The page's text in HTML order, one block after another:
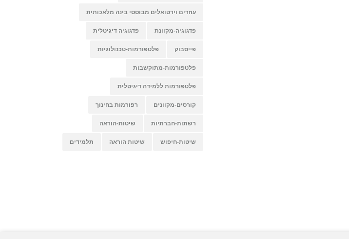
עוזרים וירטואלים מבוססי בינה מלאכותית
פדגוגיה-מקוונת פדגוגיה דיגיטלית
פייסבוק פלטפורמות-טכנולוגיות
פלטפורמות-מתוקשבות
פלטפורמות ללמידה דיגיטלית
קורסים-מקוונים רפורמות בחינוך
רשתות-חברתיות שיטות-הוראה
שיטות-חיפוש שיטות הוראה תלמידים